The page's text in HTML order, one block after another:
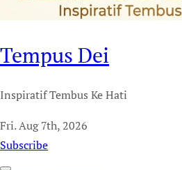
Tempus Dei
Inspiratif Tembus Ke Hati
Fri. Aug 7th, 2026
Subscribe